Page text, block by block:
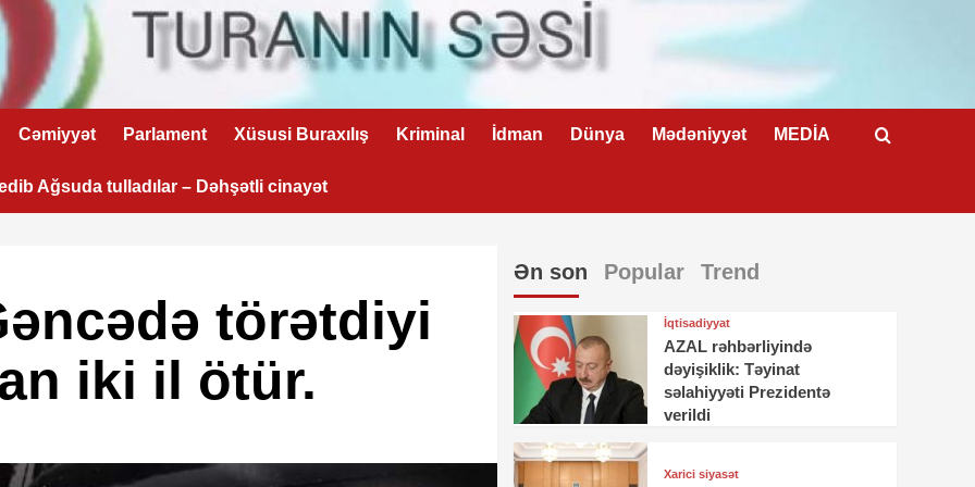
Cəmiyyət Parlament Xüsusi Buraxılış Kriminal İdman Dünya Mədəniyyət MEDİA
Ağsuda tulladılar – Dəhşətli cinayət
törətdiyi
iki il ötür.
Ən son Popular Trend
İqtisadiyyat
AZAL rəhbərliyində
dəyişiklik: Təyinat
səlahiyyəti Prezidentə
verildi
Xarici siyasət